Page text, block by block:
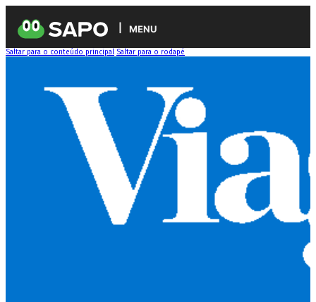
MENU
Saltar para o conteúdo principal Saltar para o rodapé